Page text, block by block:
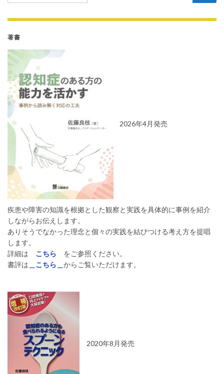
著書
2026年4月発売
疾患や障害の知識を根拠とした観察と実践を具体的に事例を紹介
しながらお伝えします。
ありそうでなかった理念と個々の実践を結びつける考え方を提唱
します。
詳細は
こちら
をご参照ください。
書評は ＿こちら＿ からご覧いただけます。
2020年8月発売